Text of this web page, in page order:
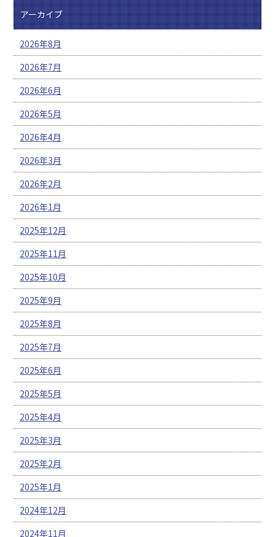
アーカイブ
2026年8月
2026年7月
2026年6月
2026年5月
2026年4月
2026年3月
2026年2月
2026年1月
2025年12月
2025年11月
2025年10月
2025年9月
2025年8月
2025年7月
2025年6月
2025年5月
2025年4月
2025年3月
2025年2月
2025年1月
2024年12月
2024年11月